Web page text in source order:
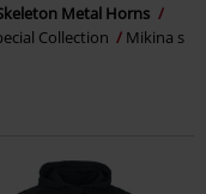
Metal Horns
Collection
Mikina s